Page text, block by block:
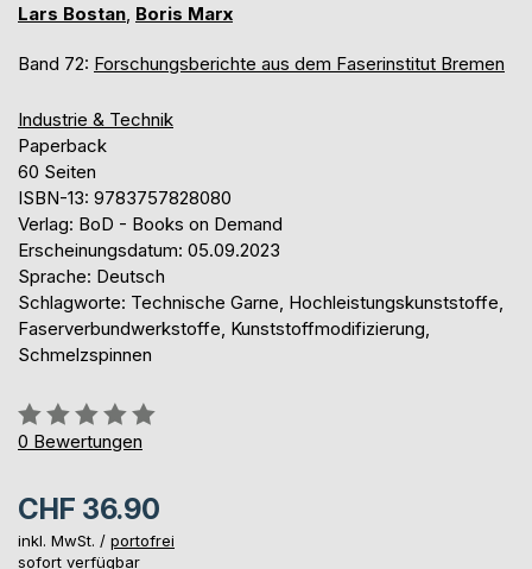
Lars Bostan Boris Marx
Band 72: Forschungsberichte aus dem Faserinstitut Bremen
Industrie & Technik
Paperback
60 Seiten
ISBN-13: 9783757828080
Verlag: BoD - Books on Demand
Erscheinungsdatum: 05.09.2023
Sprache: Deutsch
Schlagworte: Technische Garne, Hochleistungskunststoffe,
Faserverbundwerkstoffe, Kunststoffmodifizierung,
Schmelzspinnen
Bewertung::
0%
0 Bewertungen
CHF 36.90
inkl. MwSt. / portofrei
sofort verfügbar